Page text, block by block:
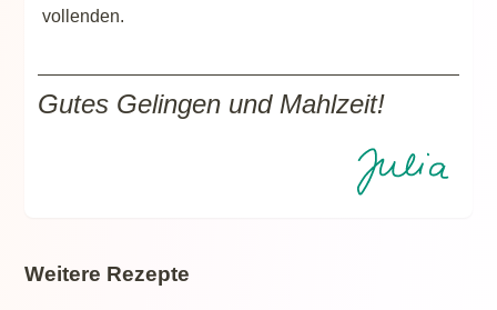
vollenden.
Gutes Gelingen und Mahlzeit!
Weitere Rezepte